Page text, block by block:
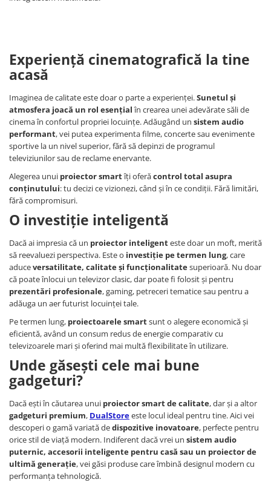
Experiență cinematografică la tine
acasă
Imaginea de calitate este doar o parte a experienței.Sunetul și
atmosfera joacă un rol esențialîn crearea unei adevărate săli de
cinema în confortul propriei locuințe. Adăugând un sistem audio
performant, vei putea experimenta filme, concerte sau evenimente
sportive la un nivel superior, fără să depinzi de programul
televiziunilor sau de reclame enervante.
Alegerea unui proiector smartîți oferăcontrol total asupra
conținutului: tu decizi ce vizionezi, când și în ce condiții. Fără limitări,
fără compromisuri.
O investiție inteligentă
Dacă ai impresia că un proiector inteligenteste doar un moft, merită
să reevaluezi perspectiva. Este o investiție pe termen lung, care
aduceversatilitate, calitate și funcționalitatesuperioară. Nu doar
că poate înlocui un televizor clasic, dar poate fi folosit și pentru
prezentări profesionale, gaming, petreceri tematice sau pentru a
adăuga un aer futurist locuinței tale.
Pe termen lung, proiectoarele smartsunt o alegere economică și
eficientă, având un consum redus de energie comparativ cu
televizoarele mari și oferind mai multă flexibilitate în utilizare.
Unde găsești cele mai bune
gadgeturi?
Dacă ești în căutarea unui proiector smart de calitate, dar și a altor
gadgeturi premium, DualStoreeste locul ideal pentru tine. Aici vei
descoperi o gamă variată dedispozitive inovatoare, perfecte pentru
orice stil de viață modern. Indiferent dacă vrei un sistem audio
puternic, accesorii inteligente pentru casă sau un proiector de
ultimă generație, vei găsi produse care îmbină designul modern cu
performanța tehnologică.